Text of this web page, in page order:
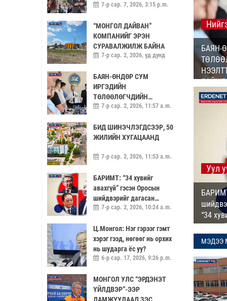
7-р сар. 7, 2026, 3:15 p.m.
“МОНГОЛ ДАЙВАН”
КОМПАНИЙГ ЭРЭН
СУРАВАЛЖИЛЖ БАЙНА
7-р сар. 2, 2026, үд дунд
БАЯН-ӨНДӨР СУМ
ИРГЭДИЙН
ТӨЛӨӨЛӨГЧДИЙН
ХУРАЛДААНАА НЭЭЛТТЭЙ
САЙЖРУУЛААЧ
7-р сар. 2, 2026, 11:57 a.m.
БИД ШИНЭЧЛЭГДСЭЭР, 50
ЖИЛИЙН ХУГАЦААНД
7-р сар. 2, 2026, 11:53 a.m.
БАРИМТ: “34 хувийг
авахгүй” гэсэн Оросын
шийдвэрийг дагасан
Ц.Даваацэрэн ял авч, “34
саналыг хүлээн аваагүй
хүмүүс хариуцлагагүй үлдэв
7-р сар. 2, 2026, 10:24 a.m.
Ц.Монгол: Нэг гэрээг гэмт
хэрэг гээд, нөгөөг нь орхих
нь шударга ёс уу?
6-р сар. 17, 2026, 9:26 p.m.
МОНГОЛ УЛС “ЭРДЭНЭТ
ҮЙЛДВЭР”-ЭЭР
БАЯН-
Уул
“34
МЭДЭЭ